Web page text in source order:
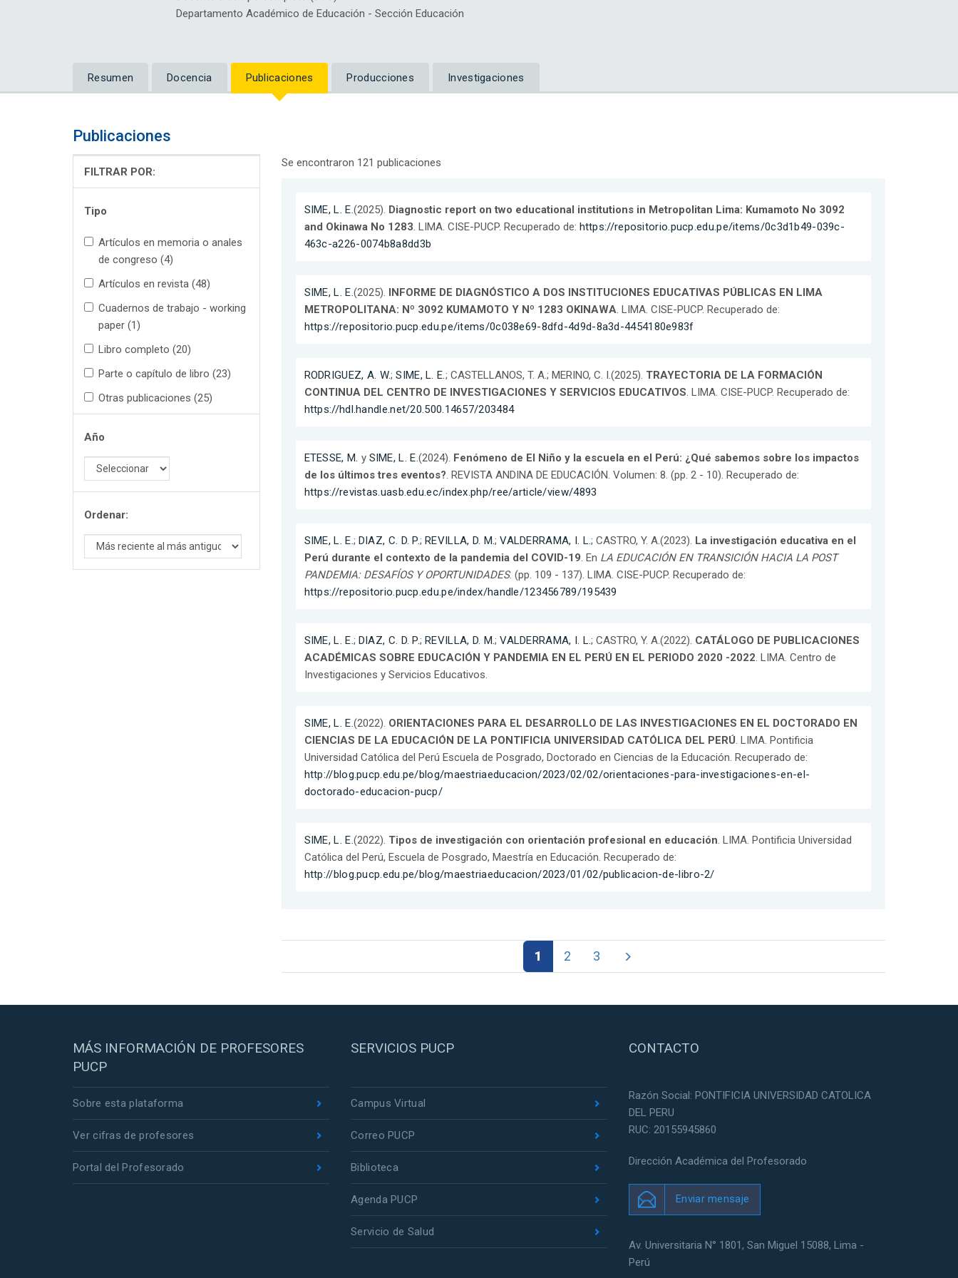
Departamento Académico de Educación - Sección Educación
Resumen Docencia Publicaciones Producciones Investigaciones
Publicaciones
FILTRAR POR:
Tipo
Artículos en memoria o anales
de congreso (4)
Artículos en revista (48)
Cuadernos de trabajo - working
paper (1)
Libro completo (20)
Parte o capítulo de libro (23)
Otras publicaciones (25)
Año
Ordenar:
Se encontraron 121 publicaciones
SIME, L. E.(2025). Diagnostic report on two educational institutions in Metropolitan Lima: Kumamoto No 3092
and Okinawa No 1283. LIMA. CISE-PUCP. Recuperado de: https://repositorio.pucp.edu.pe/items/0c3d1b49-039c-
463c-a226-0074b8a8dd3b
SIME, L. E.(2025).
INFORME DE DIAGNÓSTICO A DOS INSTITUCIONES EDUCATIVAS PÚBLICAS EN LIMA
METROPOLITANA: Nº 3092 KUMAMOTO Y Nº 1283 OKINAWA. LIMA. CISE-PUCP. Recuperado de:
https://repositorio.pucp.edu.pe/items/0c038e69-8dfd-4d9d-8a3d-4454180e983f
RODRIGUEZ, A. W.;SIME, L. E.; CASTELLANOS, T. A.; MERINO, C. I.(2025). TRAYECTORIA DE LA FORMACIÓN
CONTINUA DEL CENTRO DE INVESTIGACIONES Y SERVICIOS EDUCATIVOS. LIMA. CISE-PUCP. Recuperado de:
https://hdl.handle.net/20.500.14657/203484
ETESSE, M. y SIME, L. E.(2024). Fenómeno de El Niño y la escuela en el Perú: ¿Qué sabemos sobre los impactos
de los últimos tres eventos?. REVISTA ANDINA DE EDUCACIÓN. Volumen: 8. (pp. 2 - 10). Recuperado de:
https://revistas.uasb.edu.ec/index.php/ree/article/view/4893
SIME, L. E.; DIAZ, C. D. P.; REVILLA, D. M.;VALDERRAMA, I. L.; CASTRO, Y. A.(2023). La investigación educativa en el
Perú durante el contexto de la pandemia del COVID-19. En LA EDUCACIÓN EN TRANSICIÓN HACIA LA POST
PANDEMIA: DESAFÍOS Y OPORTUNIDADES. (pp. 109 - 137). LIMA. CISE-PUCP. Recuperado de:
https://repositorio.pucp.edu.pe/index/handle/123456789/195439
SIME, L. E.; DIAZ, C. D. P.; REVILLA, D. M.;VALDERRAMA, I. L.; CASTRO, Y. A.(2022). CATÁLOGO DE PUBLICACIONES
ACADÉMICAS SOBRE EDUCACIÓN Y PANDEMIA EN EL PERÚ EN EL PERIODO 2020 -2022. LIMA. Centro de
Investigaciones y Servicios Educativos.
SIME, L. E.(2022). ORIENTACIONES PARA EL DESARROLLO DE LAS INVESTIGACIONES EN EL DOCTORADO EN
CIENCIAS DE LA EDUCACIÓN DE LA PONTIFICIA UNIVERSIDAD CATÓLICA DEL PERÚ. LIMA. Pontificia
Universidad Católica del Perú Escuela de Posgrado, Doctorado en Ciencias de la Educación. Recuperado de:
http://blog.pucp.edu.pe/blog/maestriaeducacion/2023/02/02/orientaciones-para-investigaciones-en-el-
doctorado-educacion-pucp/
SIME, L. E.(2022). Tipos de investigación con orientación profesional en educación. LIMA. Pontificia Universidad
Católica del Perú, Escuela de Posgrado, Maestría en Educación. Recuperado de:
http://blog.pucp.edu.pe/blog/maestriaeducacion/2023/01/02/publicacion-de-libro-2/
1 2 3
MÁS INFORMACIÓN DE PROFESORES
PUCP
Sobre esta plataforma
Ver cifras de profesores
Portal del Profesorado
SERVICIOS PUCP
Campus Virtual
Correo PUCP
Biblioteca
Agenda PUCP
Servicio de Salud
CONTACTO
Razón Social: PONTIFICIA UNIVERSIDAD CATOLICA
DEL PERU
RUC: 20155945860
Dirección Académica del Profesorado
Enviar mensaje
Av. Universitaria N° 1801, San Miguel 15088, Lima -
Perú